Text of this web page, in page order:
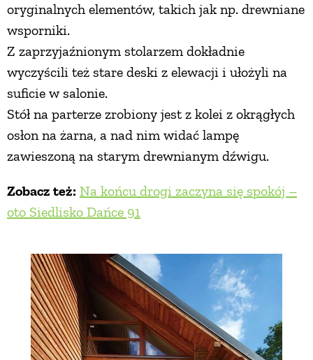
oryginalnych elementów, takich jak np. drewniane
wsporniki.
Z zaprzyjaźnionym stolarzem dokładnie
wyczyścili też stare deski z elewacji i ułożyli na
suficie w salonie.
Stół na parterze zrobiony jest z kolei z okrągłych
osłon na żarna, a nad nim widać lampę
zawieszoną na starym drewnianym dźwigu.
Zobacz też: Na końcu drogi zaczyna się spokój –
oto Siedlisko Dańce 91